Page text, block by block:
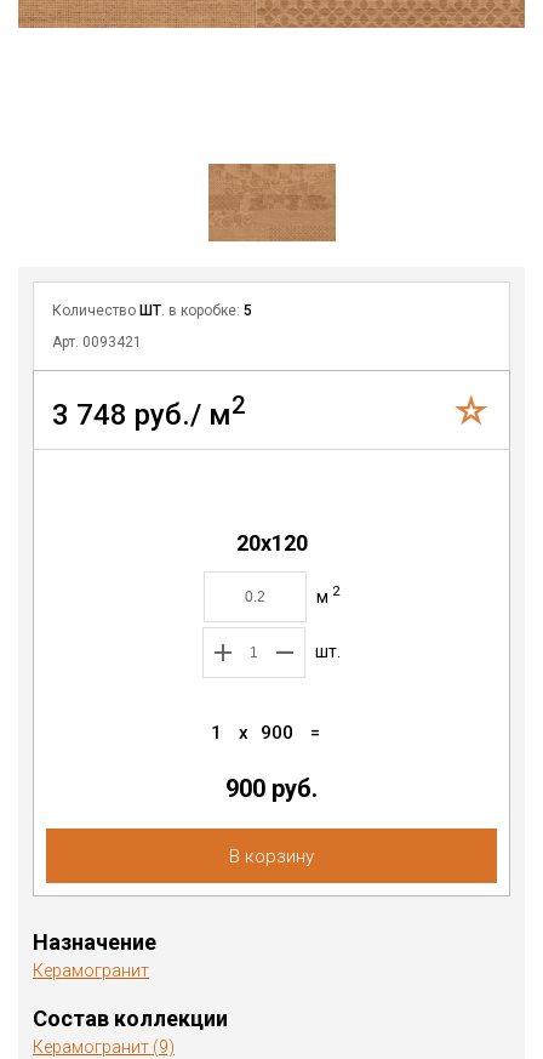
Количество ШТ . в коробке: 5
Арт. 0093421
3 748 руб./ м2
20x120
м 2
шт.
1 x 900 =
900 руб.
В корзину
Назначение
Керамогранит
Состав коллекции
Керамогранит (9)